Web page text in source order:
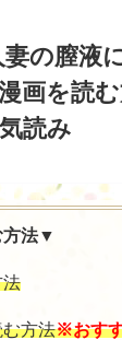
妻の膣液
画を読
読み
方法▼
法
方法※おす